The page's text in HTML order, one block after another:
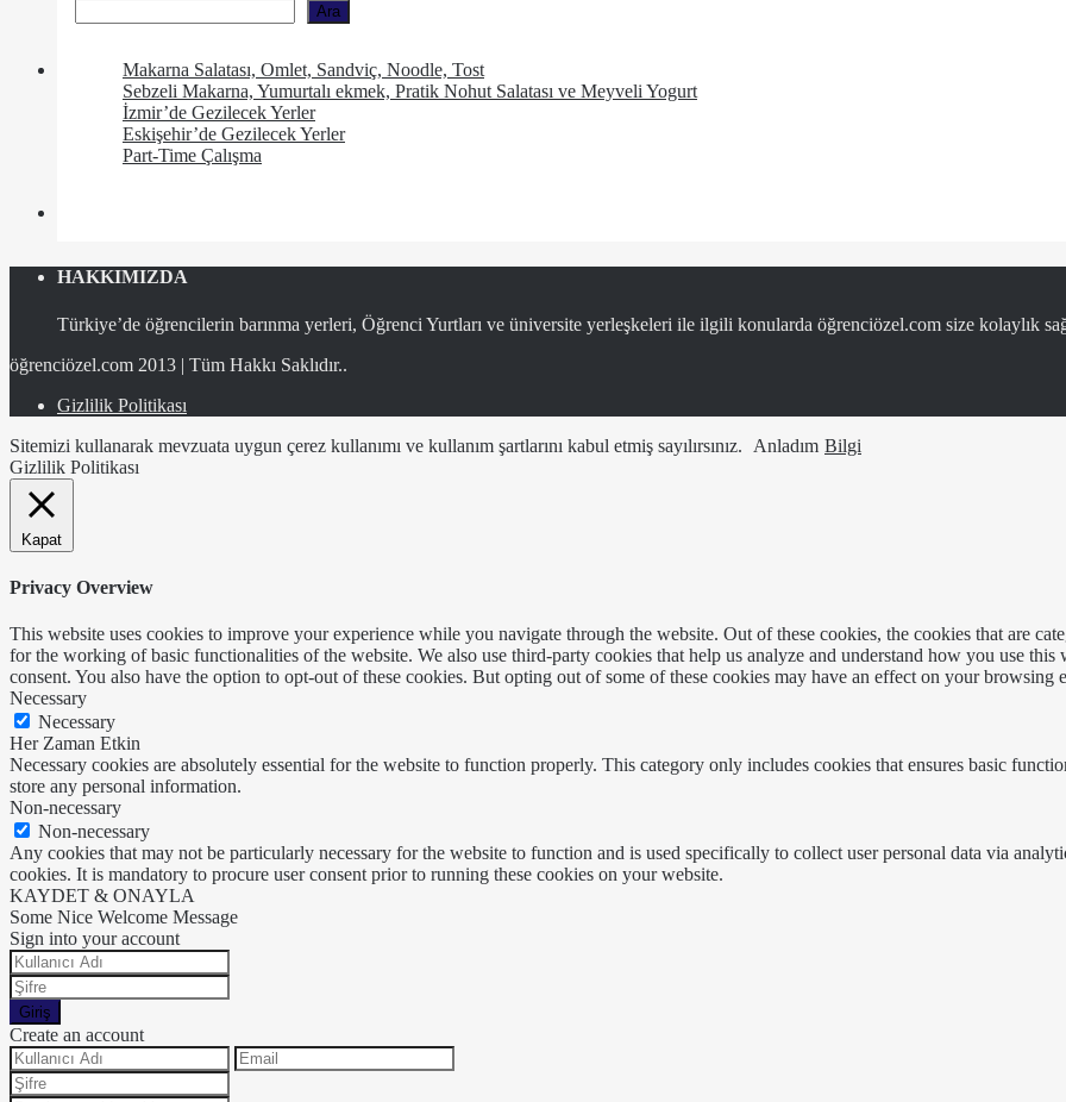
Ara
Makarna Salatası, Omlet, Sandviç, Noodle, Tost
Sebzeli Makarna, Yumurtalı ekmek, Pratik Nohut Salatası ve Meyveli Yogurt
İzmir’de Gezilecek Yerler
Eskişehir’de Gezilecek Yerler
Part-Time Çalışma
HAKKIMIZDA
Türkiye’de öğrencilerin barınma yerleri, Öğrenci Yurtları ve üniversite yerleşkeleri ile ilgili konularda öğrenciözel.com size kolaylık
öğrenciözel.com 2013 | Tüm Hakkı Saklıdır..
Gizlilik Politikası
Sitemizi kullanarak mevzuata uygun çerez kullanımı ve kullanım şartlarını kabul etmiş sayılırsınız.
Anladım Bilgi
Gizlilik Politikası
Kapat
Privacy Overview
This website uses cookies to improve your experience while you navigate through the website. Out of these cookies, the cookies that are
for the working of basic functionalities of the website. We also use third-party cookies that help us analyze and understand how you use
consent. You also have the option to opt-out of these cookies. But opting out of some of these cookies may have an effect on your browsing
Necessary
Necessary
Her Zaman Etkin
Necessary cookies are absolutely essential for the website to function properly. This category only includes cookies that ensures basic
store any personal information.
Non-necessary
Non-necessary
Any cookies that may not be particularly necessary for the website to function and is used specifically to collect user personal data via
cookies. It is mandatory to procure user consent prior to running these cookies on your website.
KAYDET & ONAYLA
Some Nice Welcome Message
Sign into your account
Giriş
Create an account